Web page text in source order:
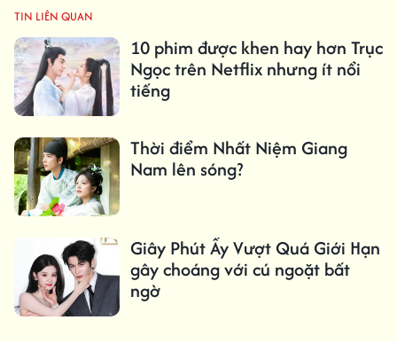
TIN LIÊN QUAN
10 phim được khen hay hơn Trục
Ngọc trên Netflix nhưng ít nổi
tiếng
Thời điểm Nhất Niệm Giang
Nam lên sóng?
Giây Phút Ấy Vượt Quá Giới Hạn
gây choáng với cú ngoặt bất
ngờ